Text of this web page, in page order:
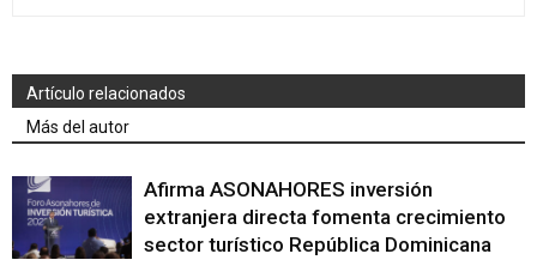
Artículo relacionados
Más del autor
Afirma ASONAHORES inversión
extranjera directa fomenta crecimiento
sector turístico República Dominicana